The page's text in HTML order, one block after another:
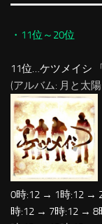
・11位～20位
11位…ケツメイシ
(アルバム: 月と太陽
0時:12 → 1時:12 →
時:12 → 7時:12 → 8